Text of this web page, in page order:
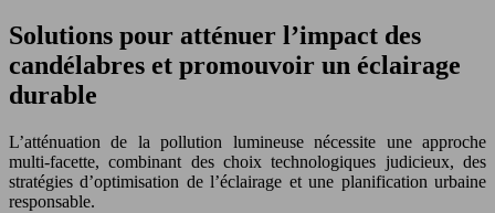
Solutions pour atténuer l’impact des
candélabres et promouvoir un éclairage
durable
L’atténuation de la pollution lumineuse nécessite une approche
multi-facette, combinant des choix technologiques judicieux, des
stratégies d’optimisation de l’éclairage et une planification urbaine
responsable.